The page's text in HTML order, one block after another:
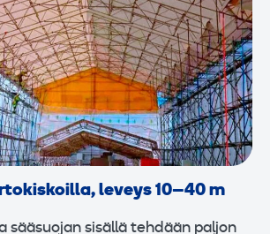
leveys 10–40 m
sääsuojan sisällä tehdään paljon